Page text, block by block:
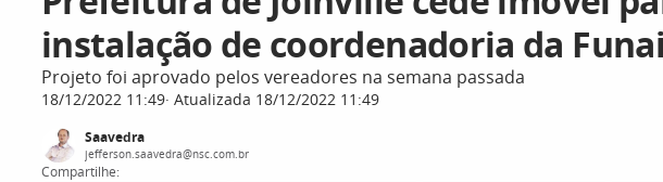
instalação de coordenadoria da
Projeto foi aprovado pelos vereadores na semana passada
18/12/2022 11:49 Atualizada 18/12/2022 11:49
Saavedra
jefferson.saavedra@nsc.com.br
Compartilhe: